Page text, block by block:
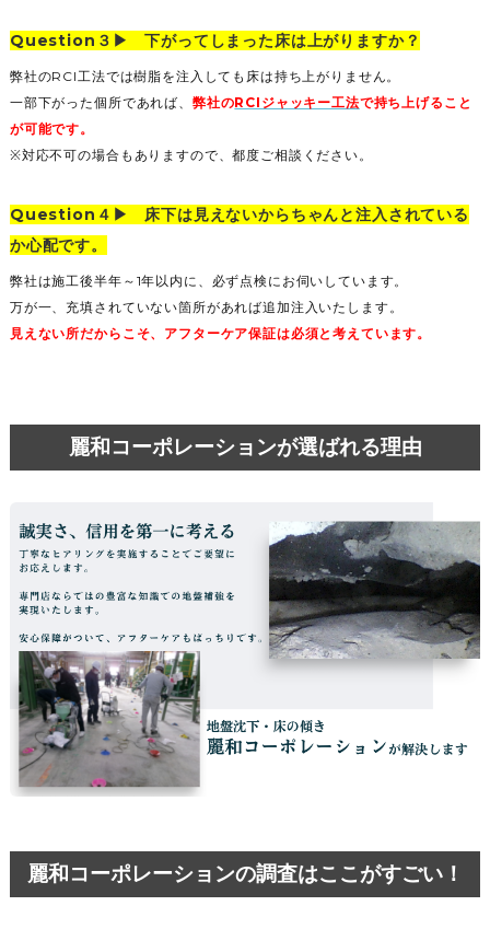
Question３▶︎ 下がってしまった床は上がりますか？
弊社のRCI工法では樹脂を注入しても床は持ち上がりません。
一部下がった個所であれば、 弊社のRCIジャッキー工法で持ち上げること
が可能です。
※対応不可の場合もありますので、都度ご相談ください。
Question４▶︎ 床下は見えないからちゃんと注入されている
か心配です。
弊社は施工後半年～1年以内に、必ず点検にお伺いしています。
万が一、充填されていない箇所があれば追加注入いたします。
見えない所だからこそ、アフターケア保証は必須と考えています。
麗和コーポレーションが選ばれる理由
麗和コーポレーションの調査はここがすごい！